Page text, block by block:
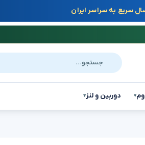
سریع به سراسر ایران
جستجو در سایت
▾ دوربین و لنز▾